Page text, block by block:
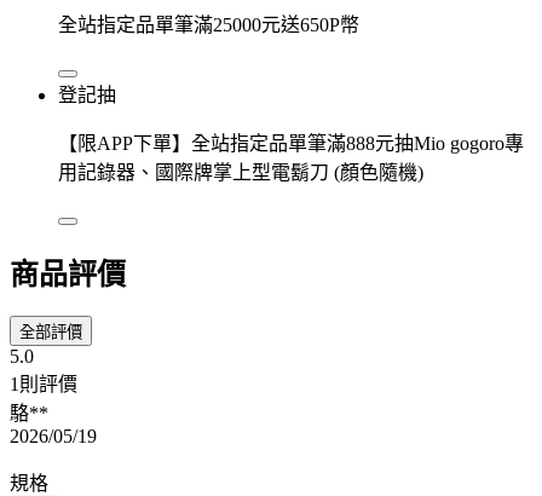
全站指定品單筆滿25000元送650P幣
登記抽
【限APP下單】全站指定品單筆滿888元抽Mio gogoro專
用記錄器、國際牌掌上型電鬍刀 (顏色隨機)
商品評價
全部評價
5.0
1則評價
駱**
2026/05/19
規格